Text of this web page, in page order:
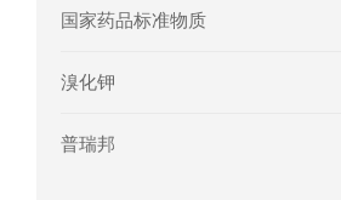
国家药品标准物质
溴化钾
普瑞邦